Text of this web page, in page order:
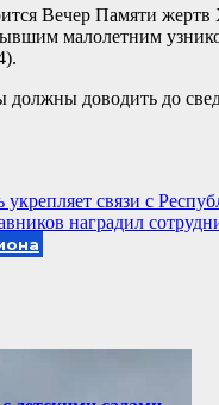
Вечер Памяти
малолетним
доводить до
связи с
наградил